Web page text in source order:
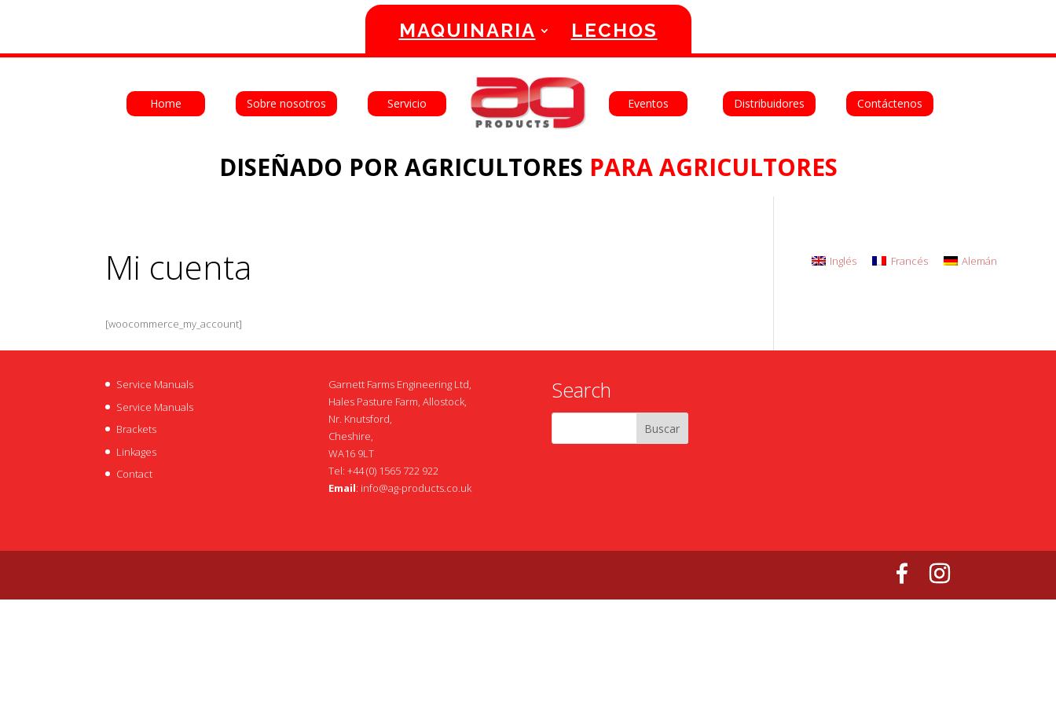
English
Home Sobre nosotros Servicio Eventos Distribuidores Contáctenos
DISEÑADO POR AGRICULTORES PARA AGRICULTORES
MAQUINARIA LECHOS
Mi cuenta
[woocommerce_my_account]
Inglés Francés Alemán
Service Manuals
Service Manuals
Brackets
Linkages
Contact
Garnett Farms Engineering Ltd,
Hales Pasture Farm, Allostock,
Nr. Knutsford,
Cheshire,
WA16 9LT
Tel: +44 (0) 1565 722 922
Email: info@ag-products.co.uk
Search